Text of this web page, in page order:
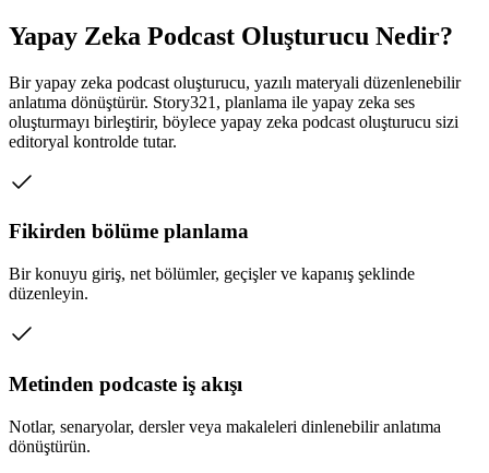
Yapay Zeka Podcast Oluşturucu Nedir?
Bir yapay zeka podcast oluşturucu, yazılı materyali düzenlenebilir
anlatıma dönüştürür. Story321, planlama ile yapay zeka ses
oluşturmayı birleştirir, böylece yapay zeka podcast oluşturucu sizi
editoryal kontrolde tutar.
Fikirden bölüme planlama
Bir konuyu giriş, net bölümler, geçişler ve kapanış şeklinde
düzenleyin.
Metinden podcaste iş akışı
Notlar, senaryolar, dersler veya makaleleri dinlenebilir anlatıma
dönüştürün.